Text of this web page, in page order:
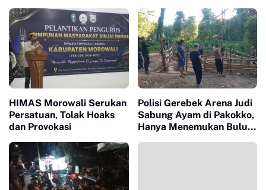
Desak Polres Sinjai
Hingga Dirkrimsus
Bertindak
Kinerja Kepolisian
HIMAS Morowali Serukan
Persatuan, Tolak Hoaks
dan Provokasi
Polisi Gerebek Arena Judi
Sabung Ayam di Pakokko,
Hanya Menemukan Bulu